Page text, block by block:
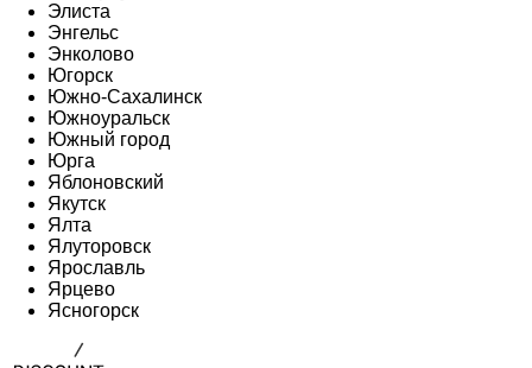
Элиста
Энгельс
Энколово
Югорск
Южно-Сахалинск
Южноуральск
Южный город
Юрга
Яблоновский
Якутск
Ялта
Ялуторовск
Ярославль
Ярцево
Ясногорск